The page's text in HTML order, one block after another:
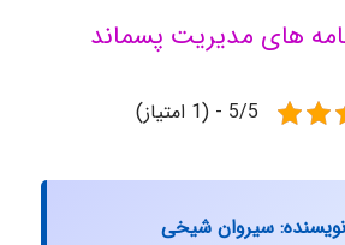
های مدیریت پسماند
5/5 - (1 امتیاز)
نویسنده: سیروان شیخی